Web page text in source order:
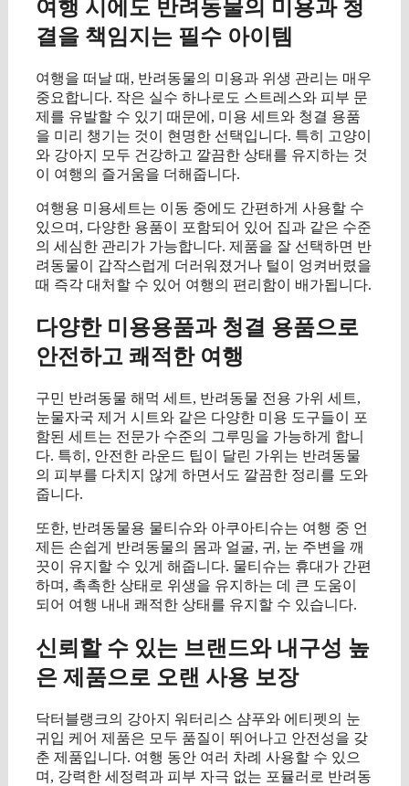
여행 시에도 반려동물의 미용과 청
결을 책임지는 필수 아이템
여행을 떠날 때, 반려동물의 미용과 위생 관리는 매우
중요합니다. 작은 실수 하나로도 스트레스와 피부 문
제를 유발할 수 있기 때문에, 미용 세트와 청결 용품
을 미리 챙기는 것이 현명한 선택입니다. 특히 고양이
와 강아지 모두 건강하고 깔끔한 상태를 유지하는 것
이 여행의 즐거움을 더해줍니다.
여행용 미용세트는 이동 중에도 간편하게 사용할 수
있으며, 다양한 용품이 포함되어 있어 집과 같은 수준
의 세심한 관리가 가능합니다. 제품을 잘 선택하면 반
려동물이 갑작스럽게 더러워졌거나 털이 엉켜버렸을
때 즉각 대처할 수 있어 여행의 편리함이 배가됩니다.
다양한 미용용품과 청결 용품으로
안전하고 쾌적한 여행
구민 반려동물 해먹 세트, 반려동물 전용 가위 세트,
눈물자국 제거 시트와 같은 다양한 미용 도구들이 포
함된 세트는 전문가 수준의 그루밍을 가능하게 합니
다. 특히, 안전한 라운드 팁이 달린 가위는 반려동물
의 피부를 다치지 않게 하면서도 깔끔한 정리를 도와
줍니다.
또한, 반려동물용 물티슈와 아쿠아티슈는 여행 중 언
제든 손쉽게 반려동물의 몸과 얼굴, 귀, 눈 주변을 깨
끗이 유지할 수 있게 해줍니다. 물티슈는 휴대가 간편
하며, 촉촉한 상태로 위생을 유지하는 데 큰 도움이
되어 여행 내내 쾌적한 상태를 유지할 수 있습니다.
신뢰할 수 있는 브랜드와 내구성 높
은 제품으로 오랜 사용 보장
닥터블랭크의 강아지 워터리스 샴푸와 에티펫의 눈
귀입 케어 제품은 모두 품질이 뛰어나고 안전성을 갖
춘 제품입니다. 여행 동안 여러 차례 사용할 수 있으
며, 강력한 세정력과 피부 자극 없는 포뮬러로 반려동